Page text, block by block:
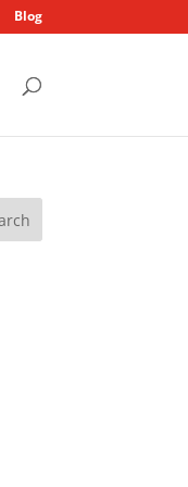
Blog